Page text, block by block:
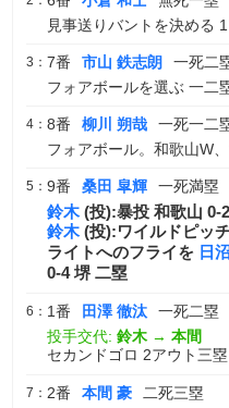
見事送りバントを決める
3： 7番 市山 鉄志朗
一死二
フォアボールを選ぶ 一二
4： 8番 柳川 朔哉
一死一二
フォアボール。和歌山W
5： 9番 桑田 皐輝 一死満塁
鈴木 (投):暴投 和歌山 0-
鈴木 (投):ワイルドピッ
ライトへのフライを 日
0-4 堺 二塁
6： 1番 田澤 徹汰
一死二塁
投手交代: 鈴木 → 本間
セカンドゴロ 2アウト三塁
7： 2番 本間 豪
二死三塁